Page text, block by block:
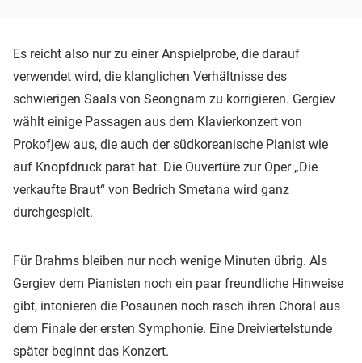
Es reicht also nur zu einer Anspielprobe, die darauf
verwendet wird, die klanglichen Verhältnisse des
schwierigen Saals von Seongnam zu korrigieren. Gergiev
wählt einige Passagen aus dem Klavierkonzert von
Prokofjew aus, die auch der südkoreanische Pianist wie
auf Knopfdruck parat hat. Die Ouvertüre zur Oper „Die
verkaufte Braut“ von Bedrich Smetana wird ganz
durchgespielt.
Für Brahms bleiben nur noch wenige Minuten übrig. Als
Gergiev dem Pianisten noch ein paar freundliche Hinweise
gibt, intonieren die Posaunen noch rasch ihren Choral aus
dem Finale der ersten Symphonie. Eine Dreiviertelstunde
später beginnt das Konzert.